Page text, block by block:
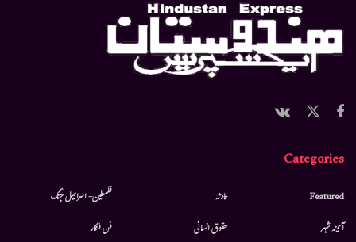
Categories
Featured
آئینہ شہر
حادثہ
حقوق انسانی
فلسطین- اسرائیل جنگ
فن فنکار